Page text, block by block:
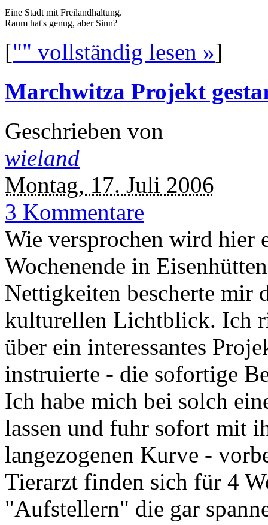
Eine Stadt mit Freilandhaltung.
Raum hat's genug, aber Sinn?
["" vollständig lesen »]
Marchwitza Projekt
Geschrieben von
wieland
Montag, 17. Juli 2006
3 Kommentare
Wie versprochen wird hier
Wochenende in
Nettigkeiten bescherte mir
kulturellen Lichtblick. Ich
über ein interessantes
instruierte - die sofortige
Ich habe mich bei solch
lassen und fuhr sofort mit
langezogenen Kurve -
Tierarzt finden sich für 4
"Aufstellern" die gar